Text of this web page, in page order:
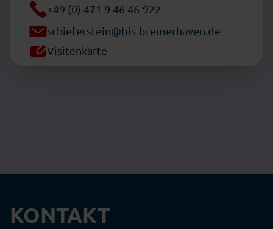
+49 (0) 471 9 46 46-922
schieferstein@bis-bremerhaven.de
Visitenkarte
KONTAKT